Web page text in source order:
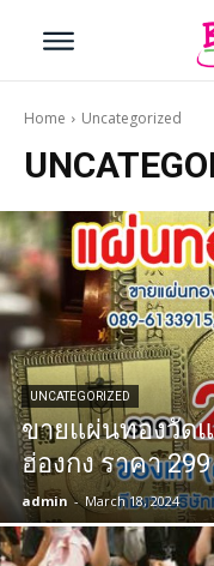
เลือกเส้นทางที่ต้องการ
หน้าแรก
ตัวอย่างต่างประเทศ
ตัวอย่างในประเทศ
โปรโมชั่นทัวร์
เรือดินเนอร์เจ้าพระ
Home Uncategorized
UNCATEGORIZED
ขายแผ่นทองวัด
ฮ่องกง ราคา
admin - March 18, 2024